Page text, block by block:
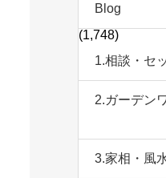
Blog
(1,748)
1.相談・セ
2.ガーデン
3.家相・風